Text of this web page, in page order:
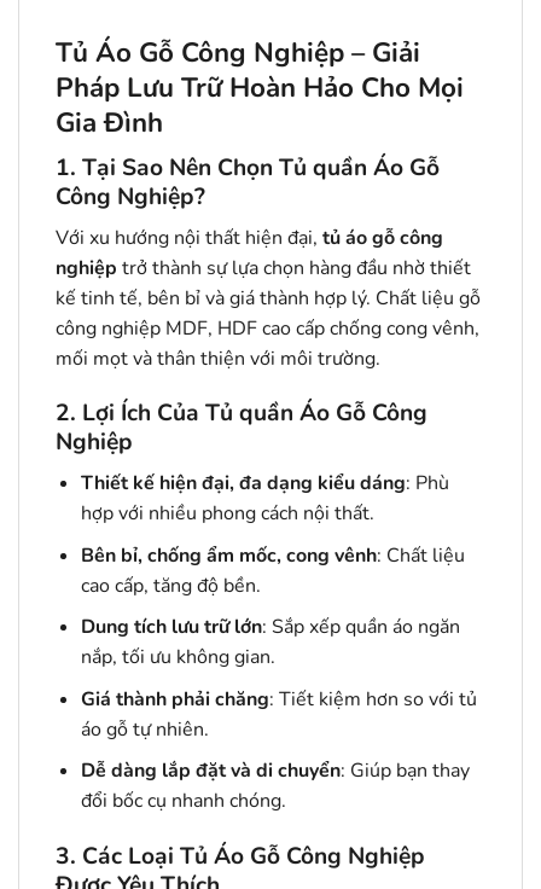
Tủ Áo Gỗ Công Nghiệp – Giải
Pháp Lưu Trữ Hoàn Hảo Cho Mọi
Gia Đình
1. Tại Sao Nên Chọn Tủ quần Áo Gỗ
Công Nghiệp?
Với xu hướng nội thất hiện đại, tủ áo gỗ công
nghiệp trở thành sự lựa chọn hàng đầu nhờ thiết
kế tinh tế, bên bỉ và giá thành hợp lý. Chất liệu gỗ
công nghiệp MDF, HDF cao cấp chống cong vênh,
mối mọt và thân thiện với môi trường.
2. Lợi Ích Của Tủ quần Áo Gỗ Công
Nghiệp
Thiết kế hiện đại, đa dạng kiểu dáng: Phù
hợp với nhiều phong cách nội thất.
Bên bỉ, chống ẩm mốc, cong vênh: Chất liệu
cao cấp, tăng độ bền.
Dung tích lưu trữ lớn: Sắp xếp quần áo ngăn
nắp, tối ưu không gian.
Giá thành phải chăng: Tiết kiệm hơn so với tủ
áo gỗ tự nhiên.
Dễ dàng lắp đặt và di chuyển: Giúp bạn thay
đổi bốc cụ nhanh chóng.
3. Các Loại Tủ Áo Gỗ Công Nghiệp